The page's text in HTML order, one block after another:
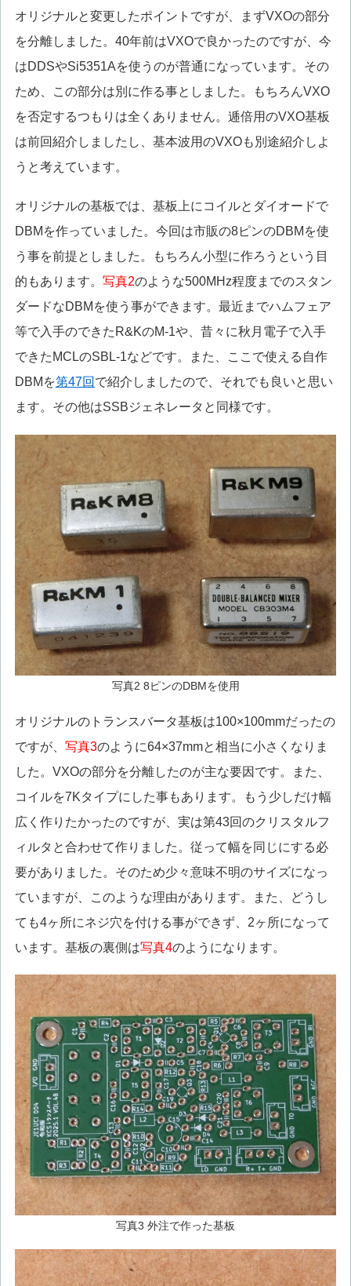
オリジナルと変更したポイントですが、まずVXOの部分
を分離しました。40年前はVXOで良かったのですが、今
はDDSやSi5351Aを使うのが普通になっています。その
ため、この部分は別に作る事としました。もちろんVXO
を否定するつもりは全くありません。逓倍用のVXO基板
は前回紹介しましたし、基本波用のVXOも別途紹介しよ
うと考えています。
オリジナルの基板では、基板上にコイルとダイオードで
DBMを作っていました。今回は市販の8ピンのDBMを使
う事を前提としました。もちろん小型に作ろうという目
的もあります。 写真2のような500MHz程度までのスタン
ダードなDBMを使う事ができます。最近までハムフェア
等で入手のできたR&KのM-1や、昔々に秋月電子で入手
できたMCLのSBL-1などです。また、ここで使える自作
DBMを第47回 で紹介しましたので、それでも良いと思い
ます。その他はSSBジェネレータと同様です。
写真2 8ピンのDBMを使用
オリジナルのトランスバータ基板は100×100mmだったの
ですが、 写真3のように64×37mmと相当に小さくなりま
した。VXOの部分を分離したのが主な要因です。また、
コイルを7Kタイプにした事もあります。もう少しだけ幅
広く作りたかったのですが、実は第43回のクリスタルフ
ィルタと合わせて作りました。従って幅を同じにする必
要がありました。そのため少々意味不明のサイズになっ
ていますが、このような理由があります。また、どうし
ても4ヶ所にネジ穴を付ける事ができず、2ヶ所になって
います。基板の裏側は写真4のようになります。
写真3 外注で作った基板